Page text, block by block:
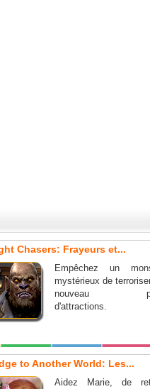
Chasers: Frayeurs et...
Empêchez un
mystérieux de
nouveau
d'attractions.
to Another World: Les...
Aidez Marie, de